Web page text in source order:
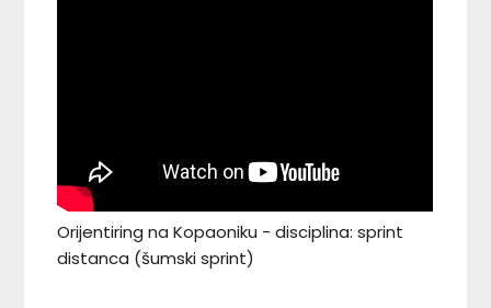
Orijentiring na Kopaoniku - disciplina: sprint
distanca (šumski sprint)